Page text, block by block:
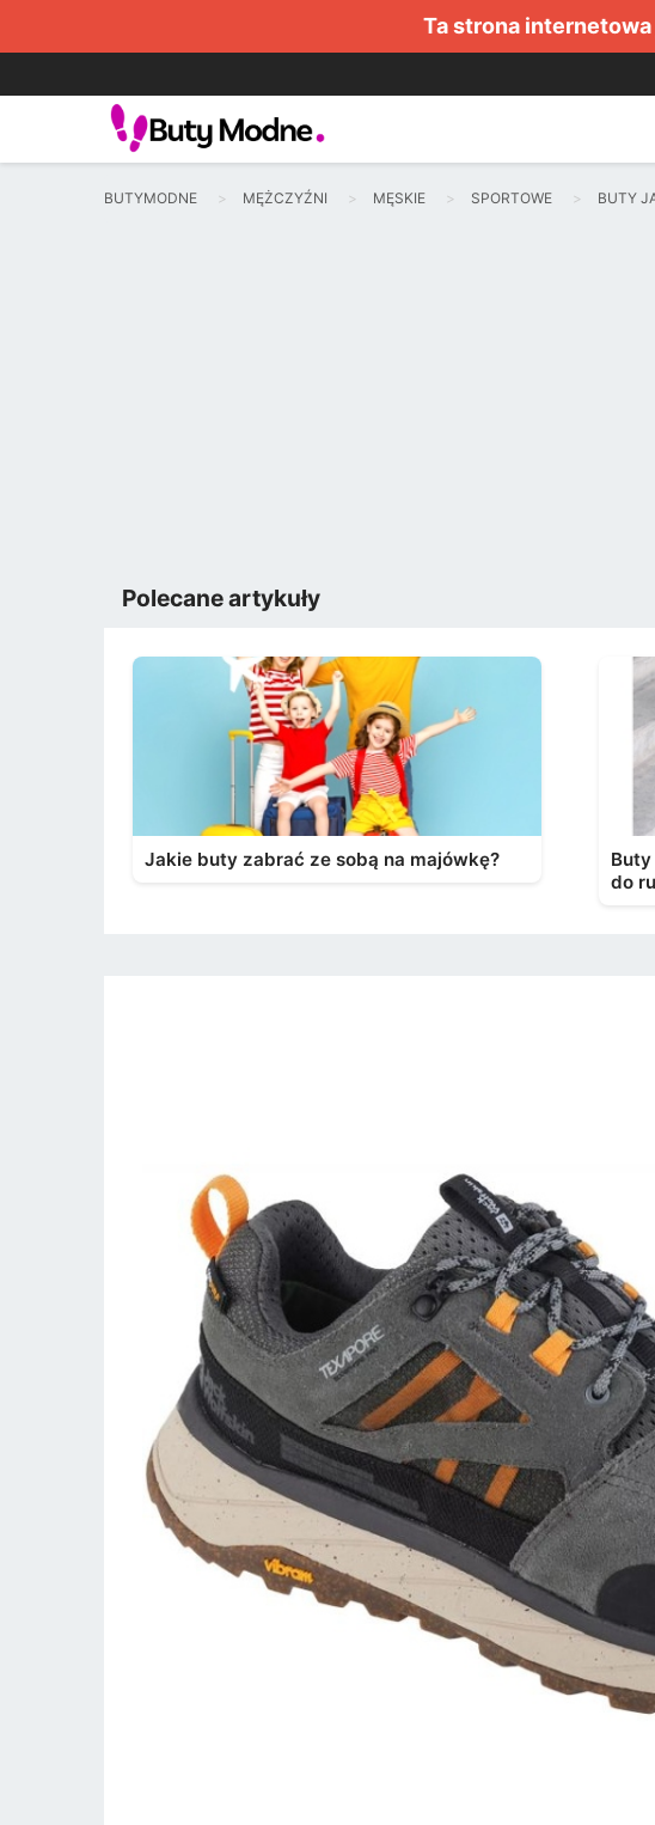
Ta strona
BUTYMODNE MĘŻCZYŹNI MĘSKIE SPORTOWE BUTY
Polecane artykuły
Jakie buty zabrać ze sobą na majówkę?
do